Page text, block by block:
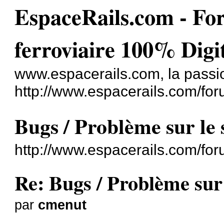
EspaceRails.com -
ferroviaire 100%
www.espacerails.com, la
http://www.espacerails.com/
Bugs / Problème sur le
http://www.espacerails.com/
Re: Bugs / Problème
par cmenut